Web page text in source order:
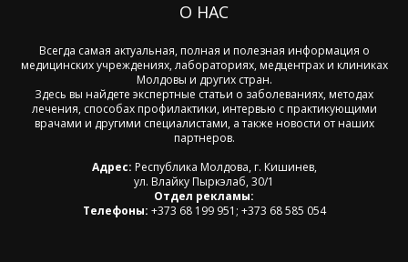
О НАС
Всегда самая актуальная, полная и полезная информация о
медицинских учреждениях, лабораториях, медцентрах и клиниках
Молдовы и других стран.
Здесь вы найдете экспертные статьи о заболеваниях, методах
лечения, способах профилактики, интервью с практикующими
врачами и другими специалистами, а также новости от наших
партнеров.
Адрес: Республика Молдова, г. Кишинев,
ул. Влайку Пыркэлаб, 30/1
Отдел рекламы:
Телефоны: +373 68 199 951; +373 68 585 054